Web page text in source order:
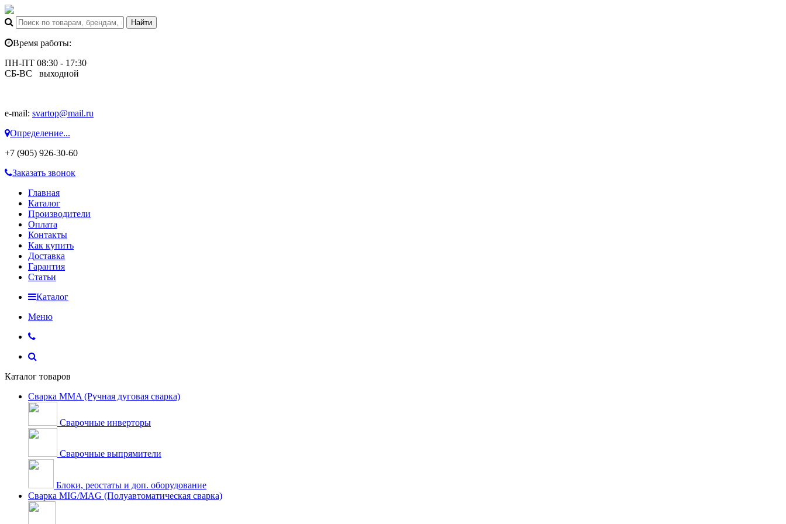
Время работы:
ПН-ПТ 08:30 - 17:30
СБ-ВС выходной
e-mail: svartop@mail.ru
Определение...
+7 (905) 926-30-60
Заказать звонок
Главная
Каталог
Производители
Оплата
Контакты
Как купить
Доставка
Гарантия
Статьи
Каталог
Меню
Каталог товаров
Сварка MMA (Ручная дуговая сварка)
Сварочные инверторы
Сварочные выпрямители
Блоки, реостаты и доп. оборудование
Сварка MIG/MAG (Полуавтоматическая сварка)